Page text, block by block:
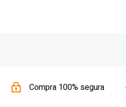
Compra 100% segura